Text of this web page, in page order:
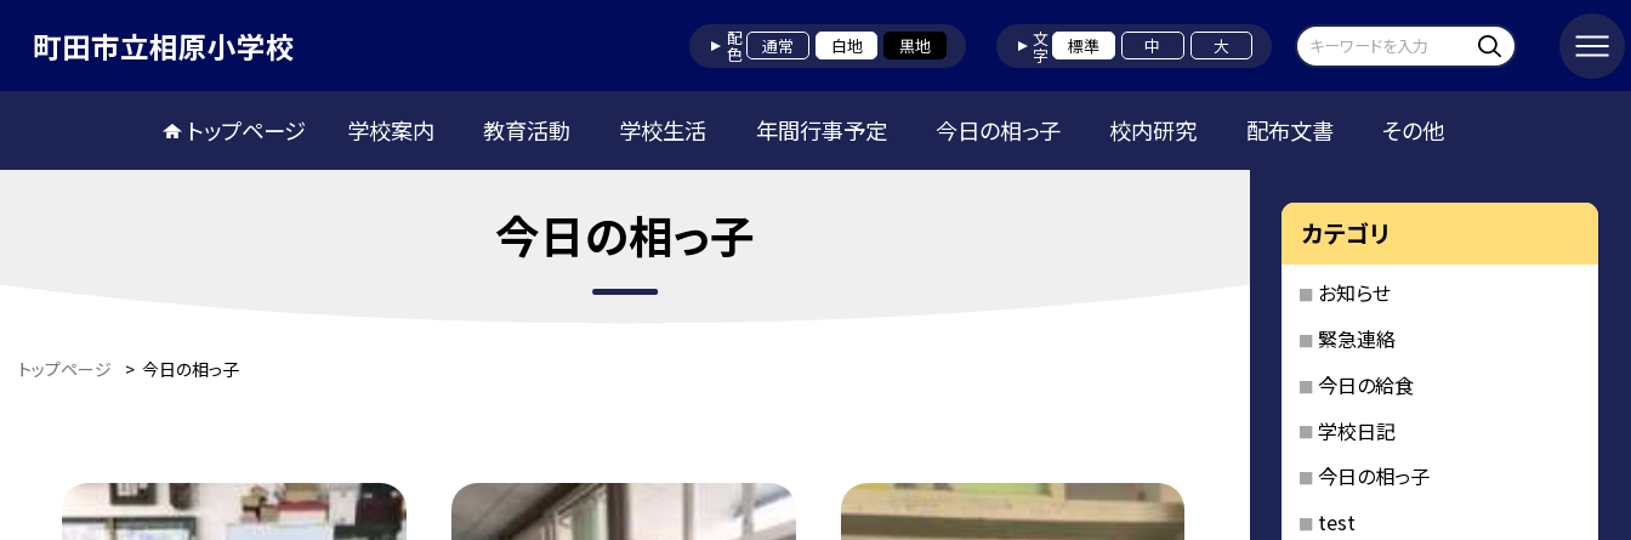
町田市立相原小学校 配色 通常 白地 黒地 文字 標準 中 大
トップページ 学校案内 教育活動 学校生活 年間行事予定 今日の相っ子 校内研究 配布文書 その他
今日の相っ子
トップページ > 今日の相っ子
カテゴリ
お知らせ
緊急連絡
今日の給食
学校日記
今日の相っ子
test